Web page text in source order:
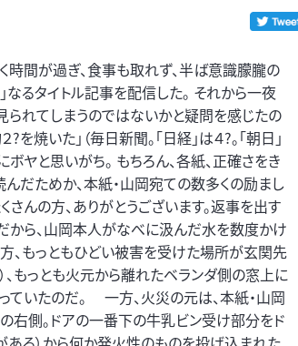
時間が過ぎ、食事も取れず、半ば意識朦朧の
なるタイトル記事を配信した。 それから一夜
られてしまうのではないかと疑問を感じたの
焼いた」（毎日新聞。「日経」は４?。「朝日」
ヤと思いがち。 もちろん、各紙、正確さをき
だためか、本紙・山岡宛ての数多くの励まし
んの方、ありがとうございます。返事を出す
だから、山岡本人がなべに汲んだ水を数度かけ
、もっともひどい被害を受けた場所が玄関先
もっとも火元から離れたベランダ側の窓上に
ていたのだ。 一方、火災の元は、本紙・山岡
右側。ドアの一番下の牛乳ビン受け部分をド